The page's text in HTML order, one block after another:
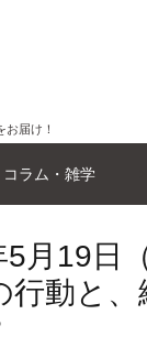
届け！
コラム・雑学
月19日
動と